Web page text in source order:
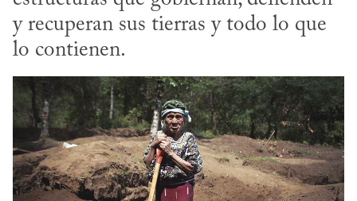
y recuperan sus tierras y todo lo que
lo contienen.